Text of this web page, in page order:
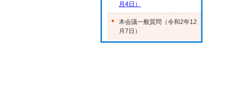
月4日）
本会議一般質問（令和2年12
月7日）